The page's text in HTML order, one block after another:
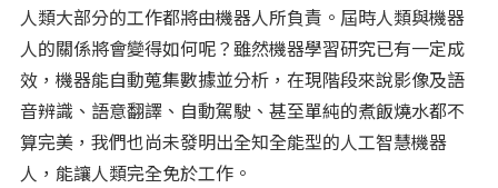
人類大部分的工作都將由機器人所負責。屆時人類與機器
人的關係將會變得如何呢？雖然機器學習研究已有一定成
效，機器能自動蒐集數據並分析，在現階段來說影像及語
音辨識、語意翻譯、自動駕駛、甚至單純的煮飯燒水都不
算完美，我們也尚未發明出全知全能型的人工智慧機器
人，能讓人類完全免於工作。